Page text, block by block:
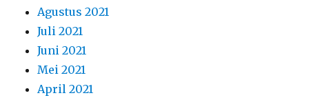
Agustus 2021
Juli 2021
Juni 2021
Mei 2021
April 2021